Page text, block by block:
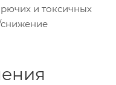
и токсичных